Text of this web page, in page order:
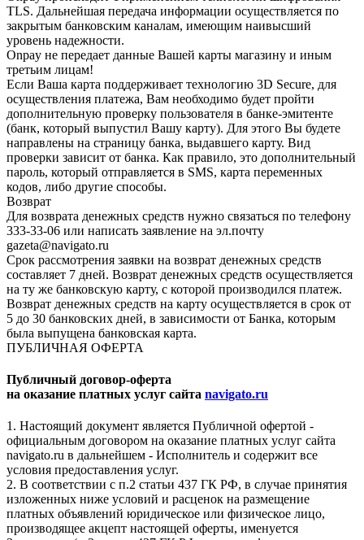
TLS. Дальнейшая передача информации осуществляется по
закрытым банковским каналам, имеющим наивысший
уровень надежности.
Onpay не передает данные Вашей карты магазину и иным
третьим лицам!
Если Ваша карта поддерживает технологию 3D Secure, для
осуществления платежа, Вам необходимо будет пройти
дополнительную проверку пользователя в банке-эмитенте
(банк, который выпустил Вашу карту). Для этого Вы будете
направлены на страницу банка, выдавшего карту. Вид
проверки зависит от банка. Как правило, это дополнительный
пароль, который отправляется в SMS, карта переменных
кодов, либо другие способы.
Возврат
Для возврата денежных средств нужно связаться по телефону
333-33-06 или написать заявление на эл.почту
gazeta@navigato.ru
Срок рассмотрения заявки на возврат денежных средств
составляет 7 дней. Возврат денежных средств осуществляется
на ту же банковскую карту, с которой производился платеж.
Возврат денежных средств на карту осуществляется в срок от
5 до 30 банковских дней, в зависимости от Банка, которым
была выпущена банковская карта.
ПУБЛИЧНАЯ ОФЕРТА
Публичный договор-оферта
на оказание платных услуг сайта navigato.ru
1. Настоящий документ является Публичной офертой -
официальным договором на оказание платных услуг сайта
navigato.ru в дальнейшем - Исполнитель и содержит все
условия предоставления услуг.
2. В соответствии с п.2 статьи 437 ГК РФ, в случае принятия
изложенных ниже условий и расценок на размещение
платных объявлений юридическое или физическое лицо,
производящее акцепт настоящей оферты, именуется